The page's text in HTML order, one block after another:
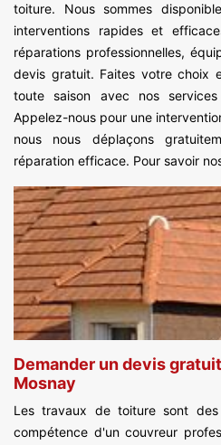
toiture. Nous sommes
interventions rapides et
réparations professionnelles,
devis gratuit. Faites votre choix
toute saison avec nos
Appelez-nous pour une
nous nous déplaçons
réparation efficace. Pour savoir
Demander un devis
Mosnay
Les travaux de toiture sont
compétence d'un couvreur